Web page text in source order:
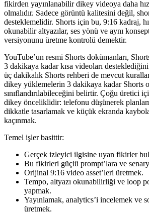
fikirden yayınlanabilir dikey videoya daha
olmalıdır. Sadece görüntü kalitesini değil,
desteklemelidir. Shorts için bu, 9:16 kadraj,
okunabilir altyazılar, ses yönü ve aynı
versiyonunu üretme kontrolü demektir.
YouTube’un resmi Shorts dokümanları,
3 dakikaya kadar kısa videoları
üç dakikalık Shorts rehberi de mevcut
dikey yüklemelerin 3 dakikaya kadar Shorts
sınıflandırılabileceğini belirtir. Çoğu üretici
dikey önceliklidir: telefonu düşünerek
dikkatle tasarlamak ve küçük ekranda
kaçınmak.
Temel işler basittir:
Gerçek izleyici ilgisine uyan fikirler
Bu fikirleri güçlü prompt’lara ve
Orijinal 9:16 video asset’leri üretmek.
Tempo, altyazı okunabilirliği ve loop
yapmak.
Yayınlamak, analytics’i incelemek ve
üretmek.